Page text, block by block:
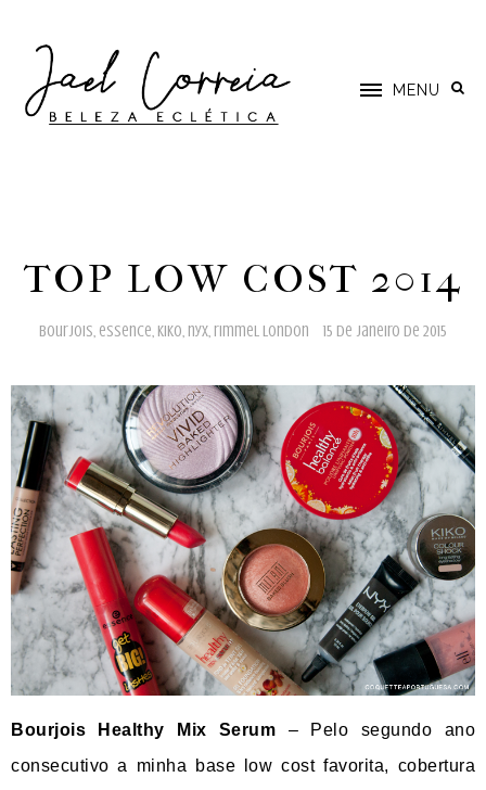
MENU
TOP LOW COST 2014
bourjois, essence, kiko, nyx, rimmel london 15 de janeiro de 2015
Bourjois Healthy Mix Serum – Pelo segundo ano
consecutivo a minha base low cost favorita, cobertura